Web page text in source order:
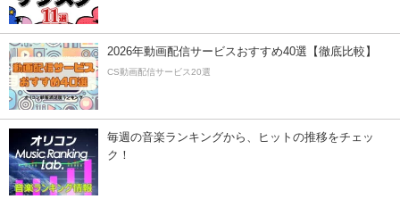
2026年動画配信サービスおすすめ40選【徹底比較】
CS動画配信サービス20選
毎週の音楽ランキングから、ヒットの推移をチェッ
ク！